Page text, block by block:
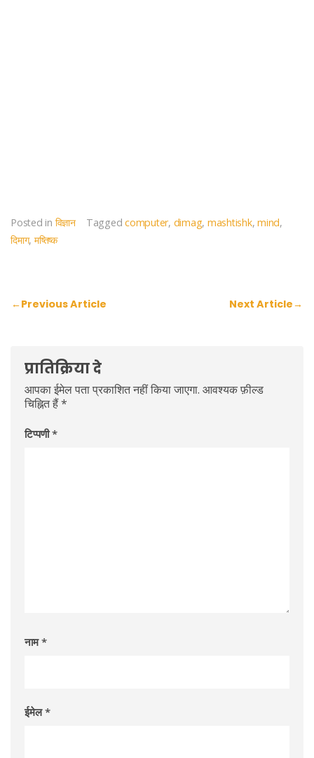
Posted in विज्ञान Tagged computer, dimag, mashtishk, mind,
दिमाग, मष्तिष्क
पोस्ट
←Previous Article Next Article→
प्रातिक्रिया दे
आपका ईमेल पता प्रकाशित नहीं किया जाएगा. आवश्यक फ़ील्ड
चिह्नित हैं*
टिप्पणी*
नाम*
ईमेल*